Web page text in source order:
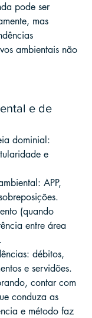
pode ser
mas
ambientais não
e de
dominial:
e
APP,
(quando
entre área
débitos,
e servidões.
contar com
conduza as
e método faz